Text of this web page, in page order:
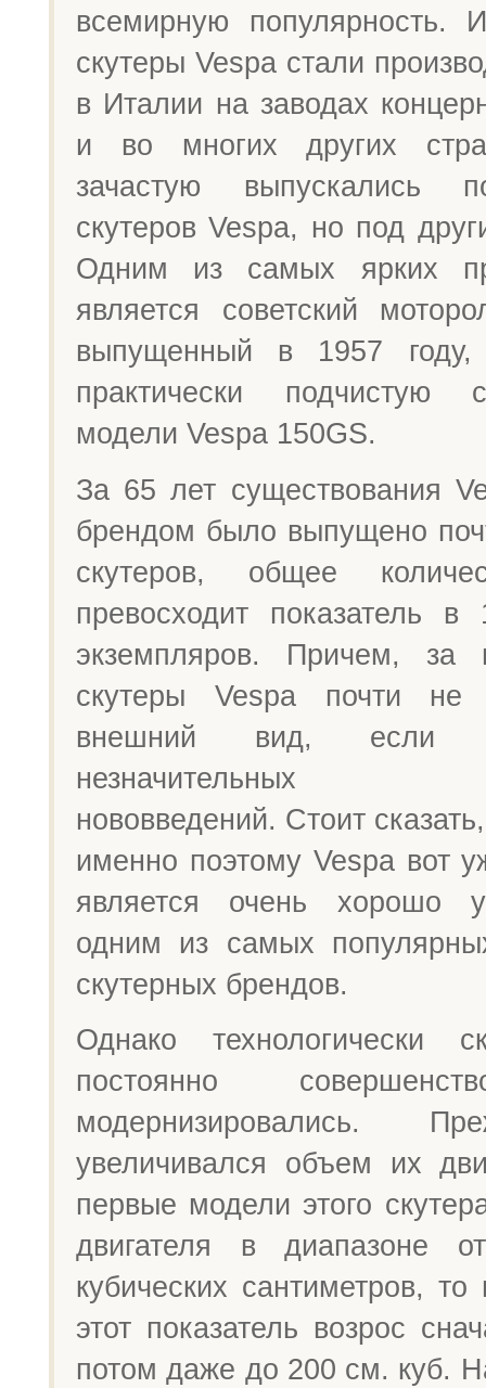
всемирную популярность.
скутеры Vespa стали
в Италии на заводах
и во многих других
зачастую выпускались
скутеров Vespa, но под
Одним из самых ярких
является советский
выпущенный в 1957
практически подчистую
модели Vespa 150GS.
За 65 лет существования
брендом было выпущено
скутеров, общее
превосходит показатель
экземпляров. Причем, за
скутеры Vespa почти не
внешний вид, если
незначительных
нововведений. Стоит
именно поэтому Vespa вот
является очень хорошо
одним из самых
скутерных брендов.
Однако технологически
постоянно
модернизировались.
увеличивался объем их
первые модели этого
двигателя в диапазоне
кубических сантиметров,
этот показатель возрос
потом даже до 200 см. куб.